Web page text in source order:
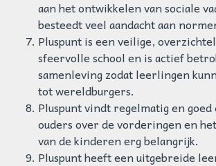
aan het ontwikkelen van sociale
besteedt veel aandacht aan
Pluspunt is een veilige,
sfeervolle school en is actief
samenleving zodat leerlingen
tot wereldburgers.
Pluspunt vindt regelmatig en
ouders over de vorderingen en
van de kinderen erg belangrijk.
Pluspunt heeft een uitgebreide